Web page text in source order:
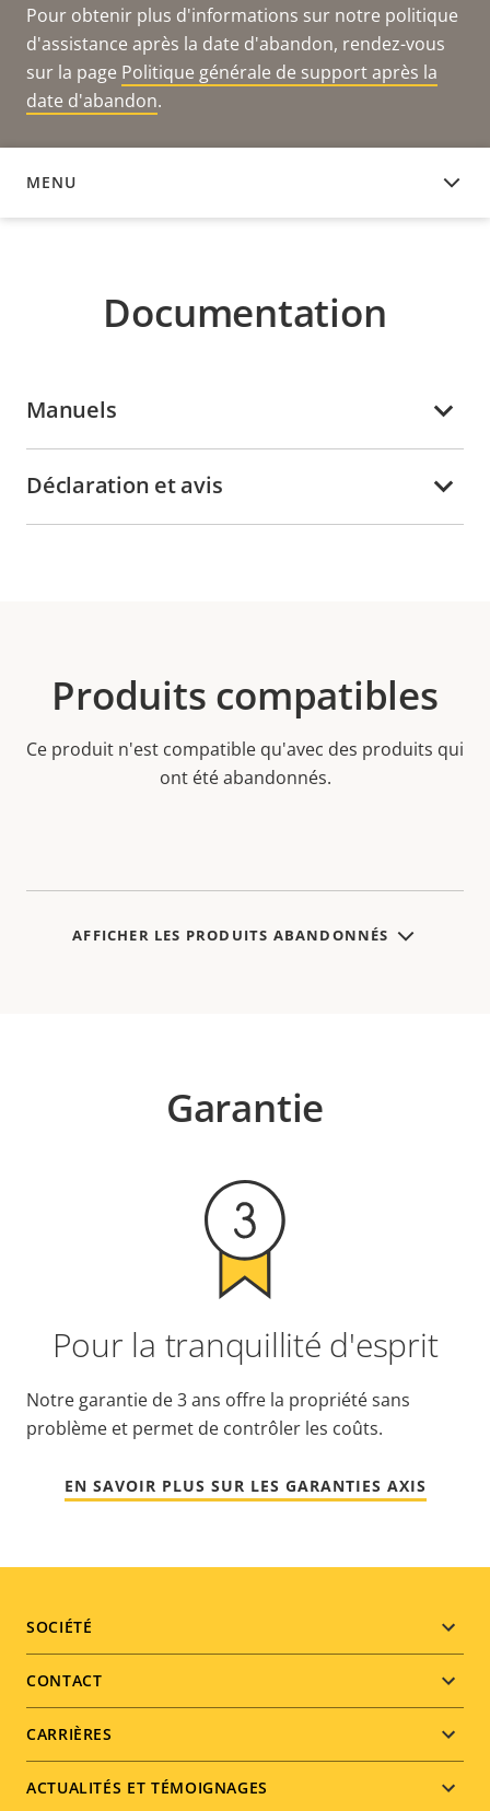
Pour obtenir plus d'informations sur notre politique
d'assistance après la date d'abandon, rendez-vous
sur la page Politique générale de support après la
date d'abandon.
MENU
DOCUMENTATION
Documentation
Manuels
Déclaration et avis
Produits compatibles
Ce produit n'est compatible qu'avec des produits qui
ont été abandonnés.
AFFICHER LES PRODUITS ABANDONNÉS
Garantie
Pour la tranquillité d'esprit
Notre garantie de 3 ans offre la propriété sans
problème et permet de contrôler les coûts.
EN SAVOIR PLUS SUR LES GARANTIES AXIS
Footer
menu
SOCIÉTÉ
CONTACT
CARRIÈRES
ACTUALITÉS ET TÉMOIGNAGES